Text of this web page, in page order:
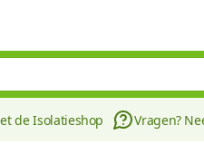
de Isolatieshop Vragen?